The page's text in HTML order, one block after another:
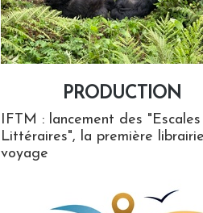
PRODUCTION
IFTM : lancement des "Escales
Littéraires", la première
voyage